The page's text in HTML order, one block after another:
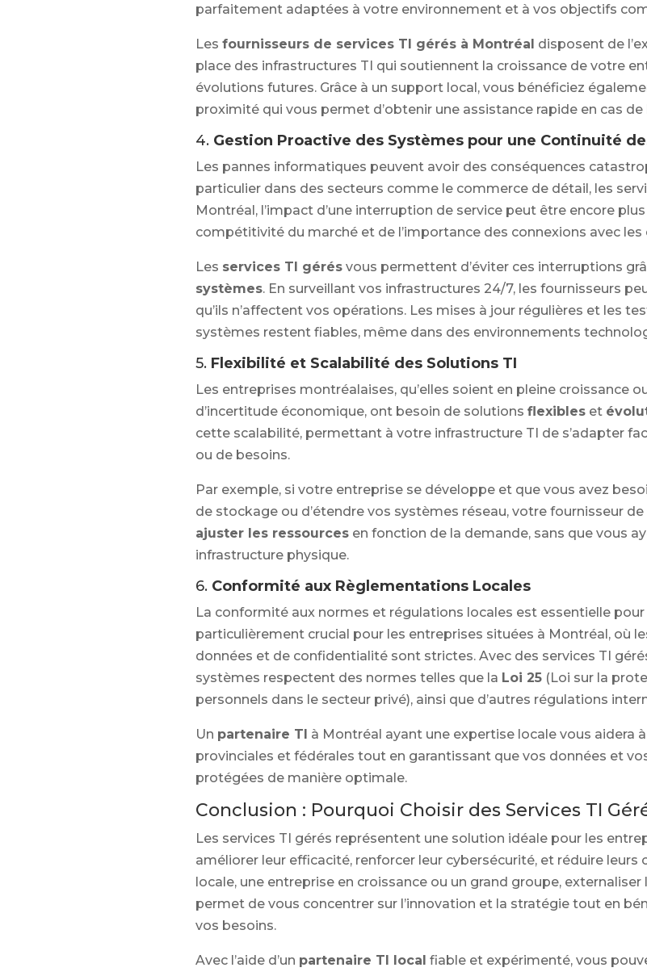
parfaitement adaptées à votre environnement et à vos objectifs
Les fournisseurs de services TI gérés à Montréal disposent de
place des infrastructures TI qui soutiennent la croissance de votre
évolutions futures. Grâce à un support local, vous bénéficiez
proximité qui vous permet d’obtenir une assistance rapide en cas de
4. Gestion Proactive des Systèmes pour une Continuité
Les pannes informatiques peuvent avoir des conséquences
particulier dans des secteurs comme le commerce de détail, les
Montréal, l’impact d’une interruption de service peut être encore
compétitivité du marché et de l’importance des connexions avec les
Les services TI gérésvous permettent d’éviter ces interruptions
systèmes. En surveillant vos infrastructures 24/7, les fournisseurs
qu’ils n’affectent vos opérations. Les mises à jour régulières et les
systèmes restent fiables, même dans des environnements
5. Flexibilité et Scalabilité des Solutions TI
Les entreprises montréalaises, qu’elles soient en pleine croissance
d’incertitude économique, ont besoin de solutions flexibleset
cette scalabilité, permettant à votre infrastructure TI de s’adapter
ou de besoins.
Par exemple, si votre entreprise se développe et que vous avez
de stockage ou d’étendre vos systèmes réseau, votre fournisseur
ajuster les ressourcesen fonction de la demande, sans que vous
infrastructure physique.
6. Conformité aux Règlementations Locales
La conformité aux normes et régulations locales est essentielle
particulièrement crucial pour les entreprises situées à Montréal, où
données et de confidentialité sont strictes. Avec des services TI
systèmes respectent des normes telles que la Loi 25(Loi sur la
personnels dans le secteur privé), ainsi que d’autres régulations
Un partenaire TI à Montréal ayant une expertise locale vous aidera
provinciales et fédérales tout en garantissant que vos données et
protégées de manière optimale.
Conclusion : Pourquoi Choisir des Services TI
Les services TI gérés représentent une solution idéale pour les
améliorer leur efficacité, renforcer leur cybersécurité, et réduire leurs
locale, une entreprise en croissance ou un grand groupe,
permet de vous concentrer sur l’innovation et la stratégie tout en
vos besoins.
Avec l’aide d’un partenaire TI local fiable et expérimenté, vous